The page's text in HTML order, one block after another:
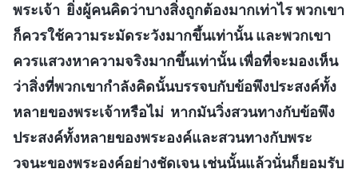
พระเจ้า ยิ่งผู้คนคิดว่าบางสิ่งถูกต้องมากเท่าไร พวกเขา
ก็ควรใช้ความระมัดระวังมากขึ้นเท่านั้น และพวกเขา
ควรแสวงหาความจริงมากขึ้นเท่านั้น เพื่อที่จะมองเห็น
ว่าสิ่งที่พวกเขากำลังคิดนั้นบรรจบกับข้อพึงประสงค์ทั้ง
หลายของพระเจ้าหรือไม่ หากมันวิ่งสวนทางกับข้อพึง
ประสงค์ทั้งหลายของพระองค์และสวนทางกับพระ
วจนะของพระองค์อย่างชัดเจน เช่นนั้นแล้วนั่นก็ยอมรับ